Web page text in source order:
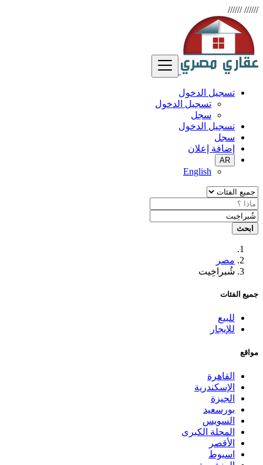
//////
//////
تسجيل الدخول
تسجيل الدخول
سجل
تسجيل الدخول
سجل
إضافة إعلان
AR
English
ابحث
مصر
شُبراخِيت
جميع الفئات
للبيع
للإيجار
مواقع
القاهرة
الإسكندرية
الجيزة
بورسعيد
السويس
المحلة الكبرى
الأقصر
اسيوط